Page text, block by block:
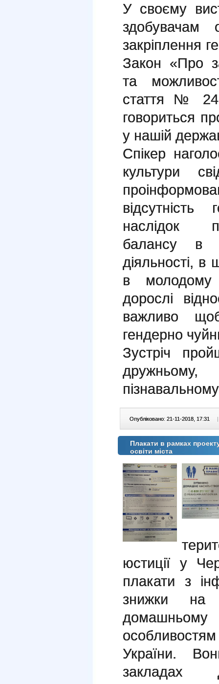
У своєму
здобувачам
закріплення
Закон «Про
та
стаття № 24
говориться
у нашій
Спікер
культури
наслідок
балансу в
діяльності, в
в молодому
дорослі
важливо
гендерно
Зустріч
Опубліковано: 21-11-2018, 17:31 |
Плакати в рамках
освіти міста
юстиції у
плакати з
знижки на
України.
закладах